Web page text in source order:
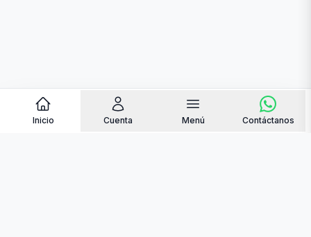
Inicio Cuenta Menú Contáctanos